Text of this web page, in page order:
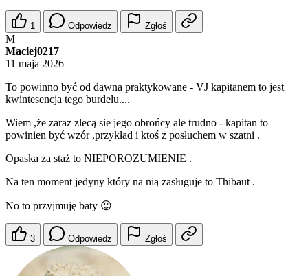
1 Odpowiedz Zgłoś
M
Maciej0217
11 maja 2026
To powinno być od dawna praktykowane - VJ kapitanem to jest
kwintesencja tego burdelu....
Wiem ,że zaraz zlecą sie jego obrońcy ale trudno - kapitan to
powinien być wzór ,przykład i ktoś z posłuchem w szatni .
Opaska za staż to NIEPOROZUMIENIE .
Na ten moment jedyny który na nią zasługuje to Thibaut .
No to przyjmuję baty 😉
3 Odpowiedz Zgłoś